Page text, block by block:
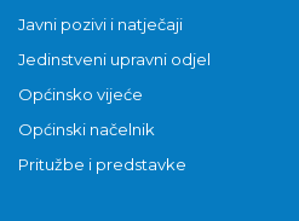
Javni pozivi i natječaji
Jedinstveni upravni odjel
Općinsko vijeće
Općinski načelnik
Pritužbe i predstavke